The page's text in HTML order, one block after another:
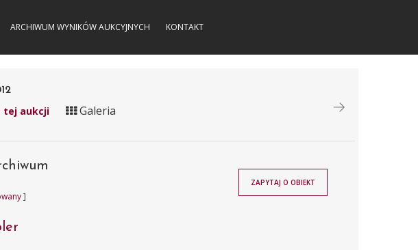
ARCHIWUM WYNIKÓW AUKCYJNYCH KONTAKT
tej aukcji Galeria
]
ZAPYTAJ O OBIEKT